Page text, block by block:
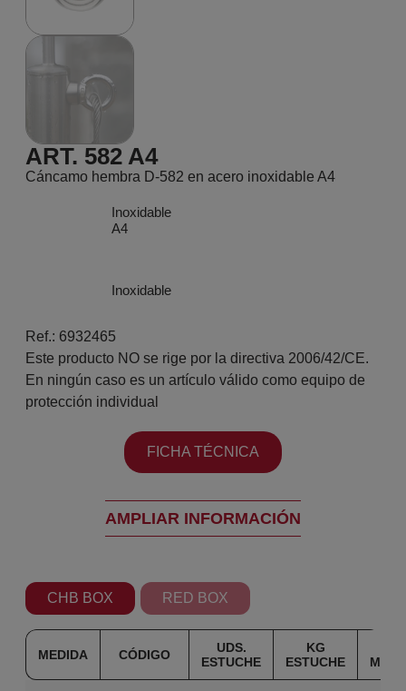
ART. 582 A4
Cáncamo hembra D-582 en acero inoxidable A4
Inoxidable
A4
Inoxidable
Ref.: 6932465
Este producto NO se rige por la directiva 2006/42/CE.
En ningún caso es un artículo válido como equipo de
protección individual
FICHA TÉCNICA
AMPLIAR INFORMACIÓN
CHB BOX RED BOX
MEDIDA CÓDIGO
UDS.
ESTUCHE
KG
ESTUCHE